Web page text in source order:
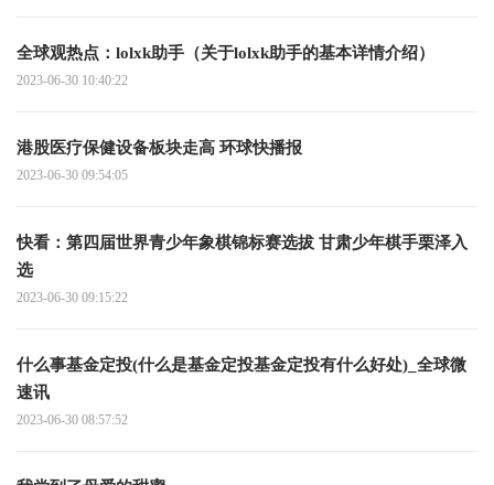
全球观热点：lolxk助手（关于lolxk助手的基本详情介绍）
2023-06-30 10:40:22
港股医疗保健设备板块走高 环球快播报
2023-06-30 09:54:05
快看：第四届世界青少年象棋锦标赛选拔 甘肃少年棋手栗泽入
选
2023-06-30 09:15:22
什么事基金定投(什么是基金定投基金定投有什么好处)_全球微
速讯
2023-06-30 08:57:52